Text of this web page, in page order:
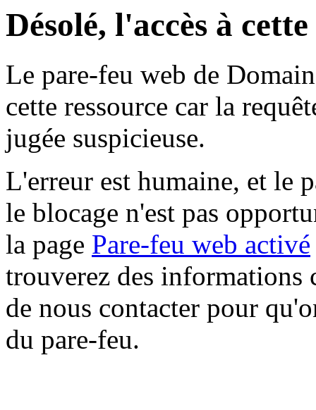
Désolé, l'accès à
Le pare-feu web de
cette ressource car la
jugée suspicieuse.
L'erreur est humaine, et le
le blocage n'est pas
la page Pare-feu web activé
trouverez des informations
de nous contacter pour
du pare-feu.